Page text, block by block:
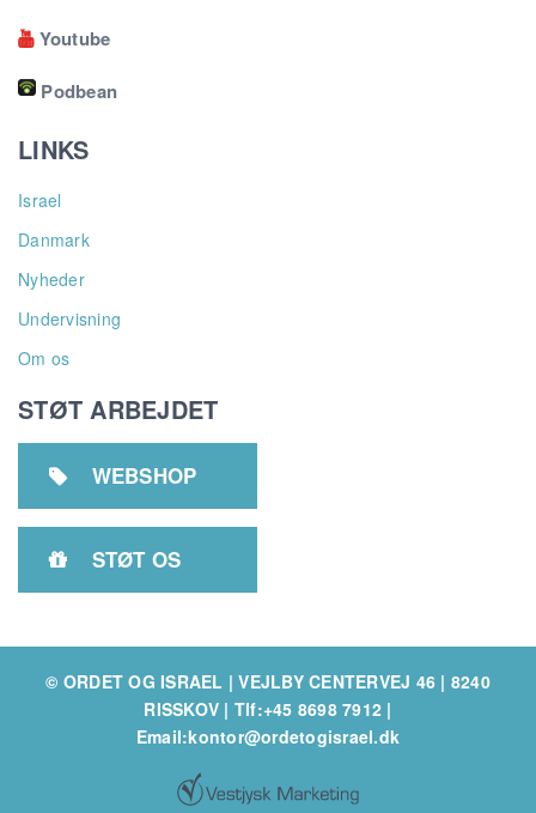
Youtube
Podbean
LINKS
Israel
Danmark
Nyheder
Undervisning
Om os
STØT ARBEJDET
 WEBSHOP
 STØT OS
© ORDET OG ISRAEL | VEJLBY CENTERVEJ 46 | 8240
RISSKOV | Tlf:+45 8698 7912 |
Email:kontor@ordetogisrael.dk